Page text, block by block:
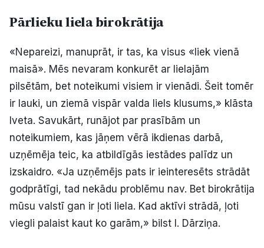
Pārlieku liela birokrātija
«Nepareizi, manuprāt, ir tas, ka visus «liek vienā
maisā». Mēs nevaram konkurēt ar lielajām
pilsētām, bet noteikumi visiem ir vienādi. Šeit tomēr
ir lauki, un ziemā vispār valda liels klusums,» klāsta
Iveta. Savukārt, runājot par prasībām un
noteikumiem, kas jāņem vērā ikdienas darbā,
uzņēmēja teic, ka atbildīgās iestādes palīdz un
izskaidro. «Ja uzņēmējs pats ir ieinteresēts strādāt
godprātīgi, tad nekādu problēmu nav. Bet birokrātija
mūsu valstī gan ir ļoti liela. Kad aktīvi strādā, ļoti
viegli palaist kaut ko garām,» bilst I. Dārziņa.